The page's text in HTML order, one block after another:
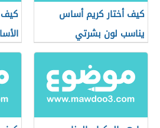
كيف أختار كريم أساس
يناسب لون بشرتي
كيف